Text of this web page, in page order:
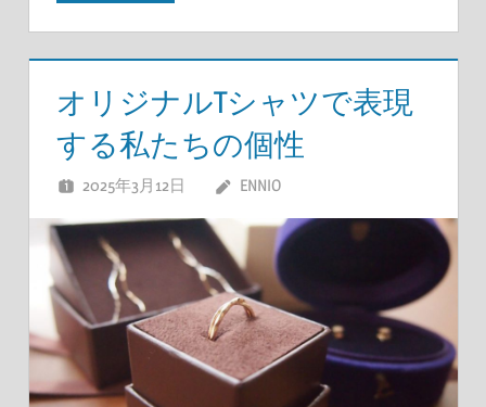
オリジナルTシャツで表現
する私たちの個性
2025年3月12日 ENNIO